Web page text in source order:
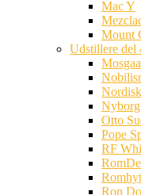
Mac Y
Mount
Udstillere del
Otto
Pope
RF
Ron